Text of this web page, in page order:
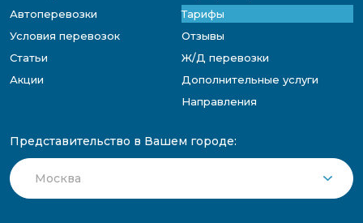
Автоперевозки
Тарифы
Условия перевозок
Отзывы
Статьи
Ж/Д перевозки
Акции
Дополнительные услуги
Направления
Представительство в Вашем городе: